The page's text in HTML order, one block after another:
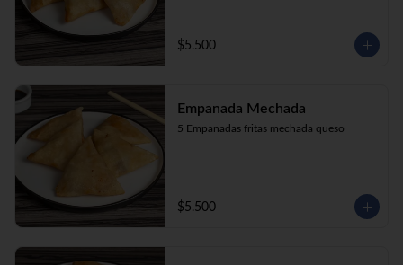
$5.500
Empanada Mechada
5 Empanadas fritas mechada queso
$5.500